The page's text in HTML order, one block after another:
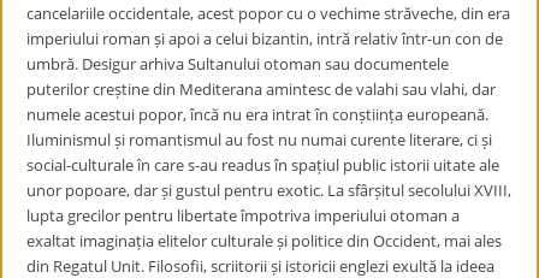
cancelariile occidentale, acest popor cu o vechime străveche, din era
imperiului roman și apoi a celui bizantin, intră relativ într-un con de
umbră. Desigur arhiva Sultanului otoman sau documentele
puterilor creștine din Mediterana amintesc de valahi sau vlahi, dar
numele acestui popor, încă nu era intrat în conștiința europeană.
Iluminismul și romantismul au fost nu numai curente literare, ci și
social-culturale în care s-au readus în spațiul public istorii uitate ale
unor popoare, dar și gustul pentru exotic. La sfârșitul secolului XVIII,
lupta grecilor pentru libertate împotriva imperiului otoman a
exaltat imaginația elitelor culturale și politice din Occident, mai ales
din Regatul Unit. Filosofii, scriitorii și istoricii englezi exultă la ideea